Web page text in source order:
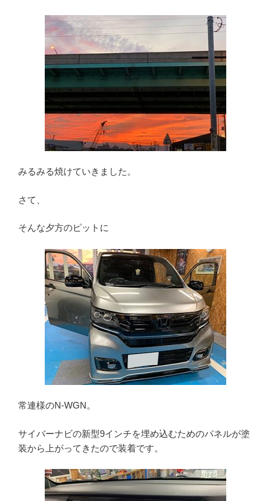
みるみる焼けていきました。
さて、
そんな夕方のピットに
常連様のN-WGN。
サイバーナビの新型9インチを埋め込むためのパネルが塗
装から上がってきたので装着です。